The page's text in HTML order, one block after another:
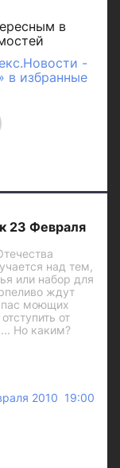
в
-
в избранные
23 Февраля
над тем,
или набор для
ждут
моющих
от
Но каким?
2010 19:00